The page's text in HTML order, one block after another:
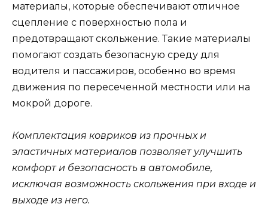
материалы, которые обеспечивают отличное
сцепление с поверхностью пола и
предотвращают скольжение. Такие материалы
помогают создать безопасную среду для
водителя и пассажиров, особенно во время
движения по пересеченной местности или на
мокрой дороге.
Комплектация ковриков из прочных и
эластичных материалов позволяет улучшить
комфорт и безопасность в автомобиле,
исключая возможность скольжения при входе и
выходе из него.